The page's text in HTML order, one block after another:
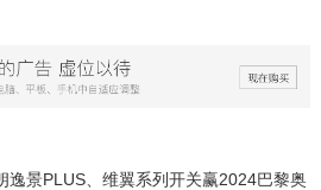
逸景PLUS、维翼系列开关赢2024巴黎奥